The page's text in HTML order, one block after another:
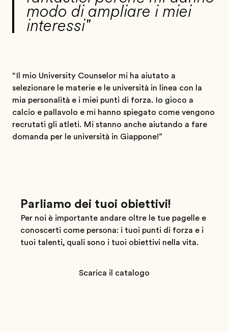
modo di ampliare i miei
interessi"
“Il mio University Counselor mi ha aiutato a
selezionare le materie e le università in linea con la
mia personalità e i miei punti di forza. Io gioco a
calcio e pallavolo e mi hanno spiegato come vengono
recrutati gli atleti. Mi stanno anche aiutando a fare
domanda per le università in Giappone!”
Parliamo dei tuoi obiettivi!
Per noi è importante andare oltre le tue pagelle e
conoscerti come persona: i tuoi punti di forza e i
tuoi talenti, quali sono i tuoi obiettivi nella vita.
Scarica il catalogo